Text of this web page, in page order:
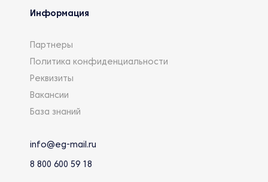
Информация
Партнеры
Политика конфиденциальности
Реквизиты
Вакансии
База знаний
info@eg-mail.ru
8 800 600 59 18